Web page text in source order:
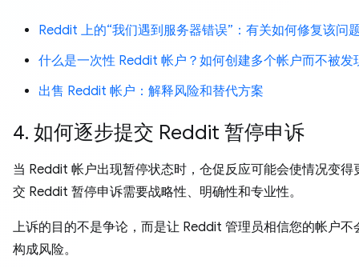
Reddit 上的“我们遇到服务器错误”：有关如何修复该问
什么是一次性 Reddit 帐户？如何创建多个帐户而不被发
出售 Reddit 帐户：解释风险和替代方案
4. 如何逐步提交 Reddit 暂停申诉
当 Reddit 帐户出现暂停状态时，仓促反应可能会使情况变得
交 Reddit 暂停申诉需要战略性、明确性和专业性。
上诉的目的不是争论，而是让 Reddit 管理员相信您的帐户不
构成风险。